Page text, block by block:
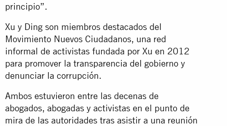
principio”.
Xu y Ding son miembros destacados del
Movimiento Nuevos Ciudadanos, una red
informal de activistas fundada por Xu en 2012
para promover la transparencia del gobierno y
denunciar la corrupción.
Ambos estuvieron entre las decenas de
abogados, abogadas y activistas en el punto de
mira de las autoridades tras asistir a una reunión